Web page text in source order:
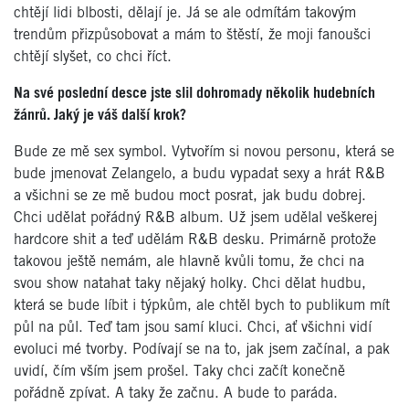
chtějí lidi blbosti, dělají je. Já se ale odmítám takovým
trendům přizpůsobovat a mám to štěstí, že moji fanoušci
chtějí slyšet, co chci říct.
Na své poslední desce jste slil dohromady několik hudebních
žánrů. Jaký je váš další krok?
Bude ze mě sex symbol. Vytvořím si novou personu, která se
bude jmenovat Zelangelo, a budu vypadat sexy a hrát R&B
a všichni se ze mě budou moct posrat, jak budu dobrej.
Chci udělat pořádný R&B album. Už jsem udělal veškerej
hardcore shit a teď udělám R&B desku. Primárně protože
takovou ještě nemám, ale hlavně kvůli tomu, že chci na
svou show natahat taky nějaký holky. Chci dělat hudbu,
která se bude líbit i týpkům, ale chtěl bych to publikum mít
půl na půl. Teď tam jsou samí kluci. Chci, ať všichni vidí
evoluci mé tvorby. Podívají se na to, jak jsem začínal, a pak
uvidí, čím vším jsem prošel. Taky chci začít konečně
pořádně zpívat. A taky že začnu. A bude to paráda.